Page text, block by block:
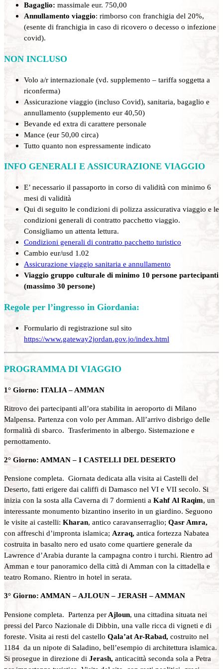
Bagaglio: massimale eur. 750,00
Annullamento viaggio: rimborso con franchigia del 20%,
(esente di franchigia in caso di ricovero o decesso o infezione
covid).
NON INCLUSO
Volo a/r internazionale (vd. supplemento – tariffa soggetta a
riconferma)
Assicurazione viaggio (incluso Covid), sanitaria, bagaglio e
annullamento (supplemento eur 40,50)
Bevande ed extra di carattere personale
Mance (eur 50,00 circa)
Tutto quanto non espressamente indicato
INFO GENERALI E ASSICURAZIONE VIAGGIO
E’ necessario il passaporto in corso di validità con minimo 6
mesi di validità
Qui di seguito le condizioni di polizza assicurativa viaggio e le
condizioni generali di contratto pacchetto viaggio.
Consigliamo un attenta lettura.
Condizioni generali di contratto pacchetto turistico
Cambio eur/usd 1.02
Assicurazione viaggio sanitaria e annullamento
Viaggio gruppo culturale di minimo 10 persone partecipanti
(massimo 30 persone)
Regole per l’ingresso in Giordania:
Formulario di registrazione sul sito
https://www.gateway2jordan.gov.jo/index.html
PROGRAMMA DI VIAGGIO
1° Giorno: ITALIA – AMMAN
Ritrovo dei partecipanti all’ora stabilita in aeroporto di Milano
Malpensa. Partenza con volo per Amman. All’arrivo disbrigo delle
formalità di sbarco. Trasferimento in albergo. Sistemazione e
pernottamento.
2° Giorno: AMMAN – I CASTELLI DEL DESERTO
Pensione completa. Giornata dedicata alla visita ai Castelli del
Deserto, fatti erigere dai califfi di Damasco nel VI e VII secolo. Si
inizia con la sosta alla Caverna di 7 dormienti a Kahf Al Raqim, un
interessante monumento bizantino inserito in un giardino. Seguono
le visite ai castelli: Kharan, antico caravanserraglio; Qasr Amra,
con affreschi d’impronta islamica; Azraq, antica fortezza Nabatea
costruita in basalto nero ed usato come quartiere generale da
Lawrence d’Arabia durante la campagna contro i turchi. Rientro ad
Amman e tour panoramico della città di Amman con la cittadella e
teatro Romano. Rientro in hotel in serata.
3° Giorno: AMMAN – AJLOUN – JERASH – AMMAN
Pensione completa. Partenza per Ajloun, una cittadina situata nei
pressi del Parco Nazionale di Dibbin, una valle ricca di vigneti e di
foreste. Visita ai resti del castello Qala’at Ar-Rabad, costruito nel
1184 da un nipote di Saladino, bell’esempio di architettura islamica.
Si prosegue in direzione di Jerash, anticacittà seconda sola a Petra